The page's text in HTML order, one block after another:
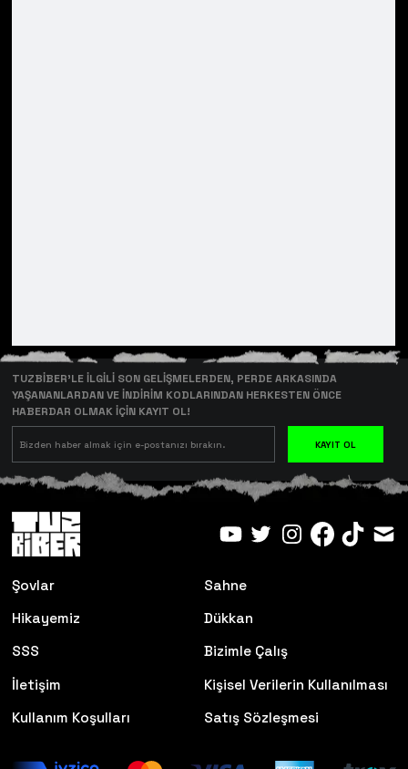
TUZBİBER’LE İLGİLİ SON GELİŞMELERDEN, PERDE ARKASINDA
YAŞANANLARDAN VE İNDİRİM KODLARINDAN HERKESTEN ÖNCE
HABERDAR OLMAK İÇİN KAYIT OL!
KAYIT OL
Şovlar
Sahne
Hikayemiz
Dükkan
SSS
Bizimle Çalış
İletişim
Kişisel Verilerin Kullanılması
Kullanım Koşulları
Satış Sözleşmesi